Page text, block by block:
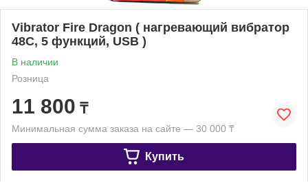
Vibrator Fire Dragon ( нагревающий вибратор
48С, 5 функций, USB )
В наличии
Розница
11 800 ₸
Минимальная сумма заказа на сайте — 30 000 ₸
Купить